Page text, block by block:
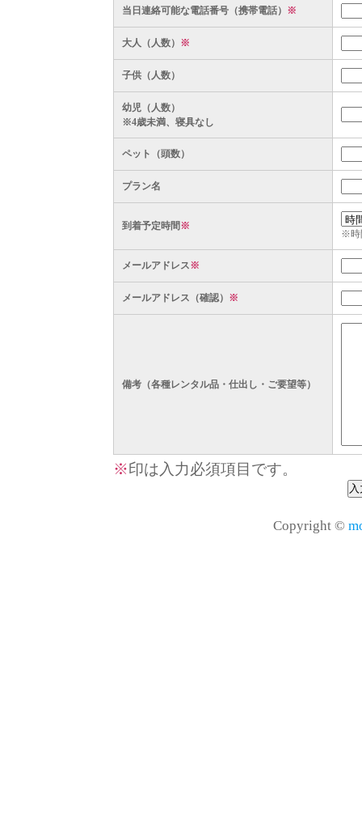
当日連絡可能な電話番号（携帯電話） ※
大人（人数） ※
子供（人数）
幼児（人数）
※4歳未満、寝具なし
ペット（頭数）
プラン名
到着予定時間※
※時
メールアドレス※
メールアドレス（確認） ※
備考（各種レンタル品・仕出し・ご要望等）
※印は入力必須項目です。
Copyright ©